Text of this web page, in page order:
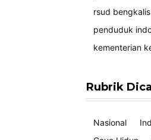
rsud bengkalis
penduduk
kementerian
Rubrik
Nasional